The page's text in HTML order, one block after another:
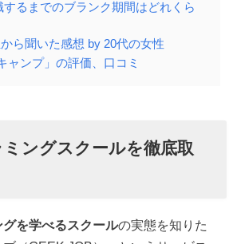
るまでのブランク期間はどれくら
ら聞いた感想 by 20代の女性
ャンプ」の評価、口コミ
ングスクールを徹底取
を学べるスクールの実態を知りた